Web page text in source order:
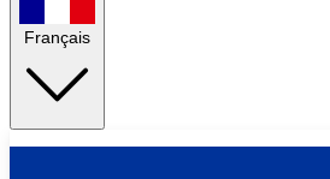
Français